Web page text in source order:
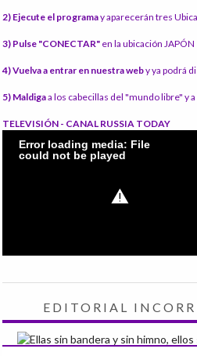
2) Ejecute el programay aparecerán tres
3) Pulse "CONECTAR" en la ubicación JAPÓN
4) Vuelva a entrar en nuestra weby ya podrá
5) Maldigaa los cabecillas del "mundo libre" y
TELEVISIÓN - CANAL RUSSIA TODAY
EDITORIAL